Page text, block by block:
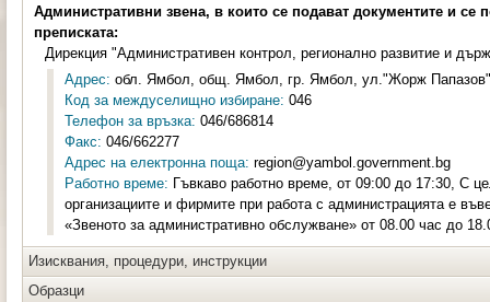
Административни звена, в които се подават документите и се
преписката:
Дирекция "Административен контрол, регионално развитие и
Адрес: обл. Ямбол, общ. Ямбол, гр. Ямбол, ул."Жорж
Код за междуселищно избиране: 046
Телефон за връзка: 046/686814
Факс: 046/662277
Адрес на електронна поща: region@yambol.government.bg
Работно време: Гъвкаво работно време, от 09:00 до 17:30, С
организациите и фирмите при работа с администрацията е
«Звеното за административно обслужване» от 08.00 час до
Изисквания, процедури, инструкции
Образци